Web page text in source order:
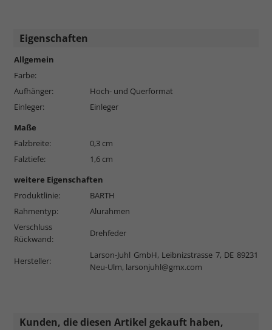
Eigenschaften
Allgemein
Farbe:
Aufhänger:
Hoch- und Querformat
Einleger:
Einleger
Maße
Falzbreite:
0,3 cm
Falztiefe:
1,6 cm
weitere Eigenschaften
Produktlinie:
BARTH
Rahmentyp:
Alurahmen
Verschluss
Rückwand:
Drehfeder
Hersteller:
Larson-Juhl GmbH, Leibnizstrasse 7, DE 89231
Neu-Ulm, larsonjuhl@gmx.com
Kunden, die diesen Artikel gekauft haben,